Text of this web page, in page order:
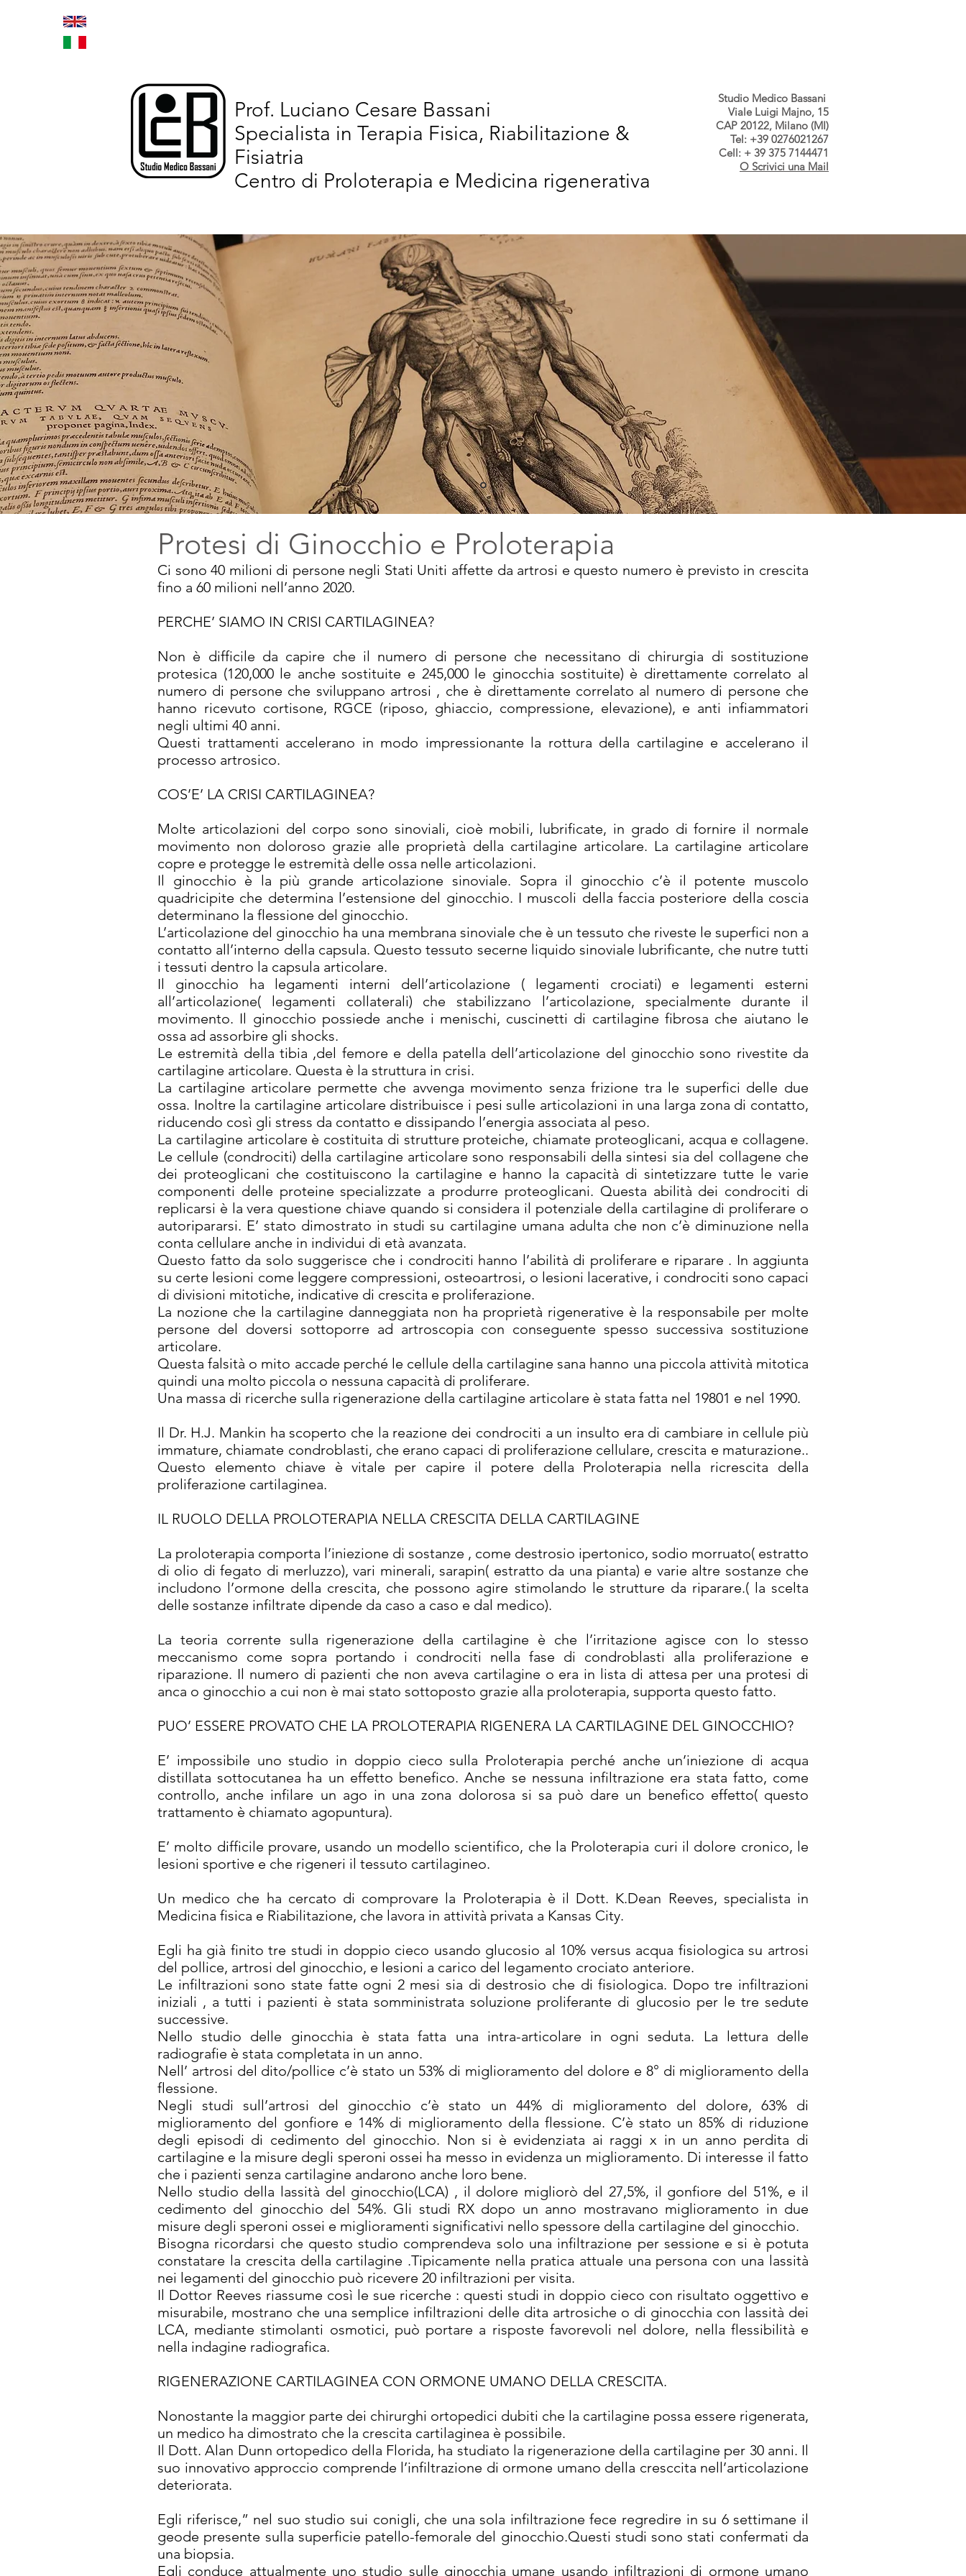
Prof. Luciano Cesare Bassani
Specialista in Terapia Fisica, Riabilitazione &
Fisiatria
Centro di Proloterapia e Medicina rigenerativa
Studio Medico Bassani
Viale Luigi Majno, 15
CAP 20122, Milano (MI)
Tel: +39 0276021267
Cell: + 39 375 7144471
O Scrivici una Mail
Protesi di Ginocchio e Proloterapia
Ci sono 40 milioni di persone negli Stati Uniti affette da artrosi e questo numero è previsto in crescita
fino a 60 milioni nell’anno 2020.
PERCHE’ SIAMO IN CRISI CARTILAGINEA?
Non è difficile da capire che il numero di persone che necessitano di chirurgia di sostituzione
protesica (120,000 le anche sostituite e 245,000 le ginocchia sostituite) è direttamente correlato al
numero di persone che sviluppano artrosi , che è direttamente correlato al numero di persone che
hanno ricevuto cortisone, RGCE (riposo, ghiaccio, compressione, elevazione), e anti infiammatori
negli ultimi 40 anni.
Questi trattamenti accelerano in modo impressionante la rottura della cartilagine e accelerano il
processo artrosico.
COS’E’ LA CRISI CARTILAGINEA?
Molte articolazioni del corpo sono sinoviali, cioè mobili, lubrificate, in grado di fornire il normale
movimento non doloroso grazie alle proprietà della cartilagine articolare. La cartilagine articolare
copre e protegge le estremità delle ossa nelle articolazioni.
Il ginocchio è la più grande articolazione sinoviale. Sopra il ginocchio c’è il potente muscolo
quadricipite che determina l’estensione del ginocchio. I muscoli della faccia posteriore della coscia
determinano la flessione del ginocchio.
L’articolazione del ginocchio ha una membrana sinoviale che è un tessuto che riveste le superfici non a
contatto all’interno della capsula. Questo tessuto secerne liquido sinoviale lubrificante, che nutre tutti
i tessuti dentro la capsula articolare.
Il ginocchio ha legamenti interni dell’articolazione ( legamenti crociati) e legamenti esterni
all’articolazione( legamenti collaterali) che stabilizzano l’articolazione, specialmente durante il
movimento. Il ginocchio possiede anche i menischi, cuscinetti di cartilagine fibrosa che aiutano le
ossa ad assorbire gli shocks.
Le estremità della tibia ,del femore e della patella dell’articolazione del ginocchio sono rivestite da
cartilagine articolare. Questa è la struttura in crisi.
La cartilagine articolare permette che avvenga movimento senza frizione tra le superfici delle due
ossa. Inoltre la cartilagine articolare distribuisce i pesi sulle articolazioni in una larga zona di contatto,
riducendo così gli stress da contatto e dissipando l’energia associata al peso.
La cartilagine articolare è costituita di strutture proteiche, chiamate proteoglicani, acqua e collagene.
Le cellule (condrociti) della cartilagine articolare sono responsabili della sintesi sia del collagene che
dei proteoglicani che costituiscono la cartilagine e hanno la capacità di sintetizzare tutte le varie
componenti delle proteine specializzate a produrre proteoglicani. Questa abilità dei condrociti di
replicarsi è la vera questione chiave quando si considera il potenziale della cartilagine di proliferare o
autoripararsi. E’ stato dimostrato in studi su cartilagine umana adulta che non c’è diminuzione nella
conta cellulare anche in individui di età avanzata.
Questo fatto da solo suggerisce che i condrociti hanno l’abilità di proliferare e riparare . In aggiunta
su certe lesioni come leggere compressioni, osteoartrosi, o lesioni lacerative, i condrociti sono capaci
di divisioni mitotiche, indicative di crescita e proliferazione.
La nozione che la cartilagine danneggiata non ha proprietà rigenerative è la responsabile per molte
persone del doversi sottoporre ad artroscopia con conseguente spesso successiva sostituzione
articolare.
Questa falsità o mito accade perché le cellule della cartilagine sana hanno una piccola attività mitotica
quindi una molto piccola o nessuna capacità di proliferare.
Una massa di ricerche sulla rigenerazione della cartilagine articolare è stata fatta nel 19801 e nel 1990.
Il Dr. H.J. Mankin ha scoperto che la reazione dei condrociti a un insulto era di cambiare in cellule più
immature, chiamate condroblasti, che erano capaci di proliferazione cellulare, crescita e maturazione..
Questo elemento chiave è vitale per capire il potere della Proloterapia nella ricrescita della
proliferazione cartilaginea.
IL RUOLO DELLA PROLOTERAPIA NELLA CRESCITA DELLA CARTILAGINE
La proloterapia comporta l’iniezione di sostanze , come destrosio ipertonico, sodio morruato( estratto
di olio di fegato di merluzzo), vari minerali, sarapin( estratto da una pianta) e varie altre sostanze che
includono l’ormone della crescita, che possono agire stimolando le strutture da riparare.( la scelta
delle sostanze infiltrate dipende da caso a caso e dal medico).
La teoria corrente sulla rigenerazione della cartilagine è che l’irritazione agisce con lo stesso
meccanismo come sopra portando i condrociti nella fase di condroblasti alla proliferazione e
riparazione. Il numero di pazienti che non aveva cartilagine o era in lista di attesa per una protesi di
anca o ginocchio a cui non è mai stato sottoposto grazie alla proloterapia, supporta questo fatto.
PUO’ ESSERE PROVATO CHE LA PROLOTERAPIA RIGENERA LA CARTILAGINE DEL GINOCCHIO?
E’ impossibile uno studio in doppio cieco sulla Proloterapia perché anche un’iniezione di acqua
distillata sottocutanea ha un effetto benefico. Anche se nessuna infiltrazione era stata fatto, come
controllo, anche infilare un ago in una zona dolorosa si sa può dare un benefico effetto( questo
trattamento è chiamato agopuntura).
E’ molto difficile provare, usando un modello scientifico, che la Proloterapia curi il dolore cronico, le
lesioni sportive e che rigeneri il tessuto cartilagineo.
Un medico che ha cercato di comprovare la Proloterapia è il Dott. K.Dean Reeves, specialista in
Medicina fisica e Riabilitazione, che lavora in attività privata a Kansas City.
Egli ha già finito tre studi in doppio cieco usando glucosio al 10% versus acqua fisiologica su artrosi
del pollice, artrosi del ginocchio, e lesioni a carico del legamento crociato anteriore.
Le infiltrazioni sono state fatte ogni 2 mesi sia di destrosio che di fisiologica. Dopo tre infiltrazioni
iniziali , a tutti i pazienti è stata somministrata soluzione proliferante di glucosio per le tre sedute
successive.
Nello studio delle ginocchia è stata fatta una intra-articolare in ogni seduta. La lettura delle
radiografie è stata completata in un anno.
Nell’ artrosi del dito/pollice c’è stato un 53% di miglioramento del dolore e 8° di miglioramento della
flessione.
Negli studi sull’artrosi del ginocchio c’è stato un 44% di miglioramento del dolore, 63% di
miglioramento del gonfiore e 14% di miglioramento della flessione. C’è stato un 85% di riduzione
degli episodi di cedimento del ginocchio. Non si è evidenziata ai raggi x in un anno perdita di
cartilagine e la misure degli speroni ossei ha messo in evidenza un miglioramento. Di interesse il fatto
che i pazienti senza cartilagine andarono anche loro bene.
Nello studio della lassità del ginocchio(LCA) , il dolore migliorò del 27,5%, il gonfiore del 51%, e il
cedimento del ginocchio del 54%. Gli studi RX dopo un anno mostravano miglioramento in due
misure degli speroni ossei e miglioramenti significativi nello spessore della cartilagine del ginocchio.
Bisogna ricordarsi che questo studio comprendeva solo una infiltrazione per sessione e si è potuta
constatare la crescita della cartilagine .Tipicamente nella pratica attuale una persona con una lassità
nei legamenti del ginocchio può ricevere 20 infiltrazioni per visita.
Il Dottor Reeves riassume così le sue ricerche : questi studi in doppio cieco con risultato oggettivo e
misurabile, mostrano che una semplice infiltrazioni delle dita artrosiche o di ginocchia con lassità dei
LCA, mediante stimolanti osmotici, può portare a risposte favorevoli nel dolore, nella flessibilità e
nella indagine radiografica.
RIGENERAZIONE CARTILAGINEA CON ORMONE UMANO DELLA CRESCITA.
Nonostante la maggior parte dei chirurghi ortopedici dubiti che la cartilagine possa essere rigenerata,
un medico ha dimostrato che la crescita cartilaginea è possibile.
Il Dott. Alan Dunn ortopedico della Florida, ha studiato la rigenerazione della cartilagine per 30 anni. Il
suo innovativo approccio comprende l’infiltrazione di ormone umano della cresccita nell’articolazione
deteriorata.
Egli riferisce,” nel suo studio sui conigli, che una sola infiltrazione fece regredire in su 6 settimane il
geode presente sulla superficie patello-femorale del ginocchio.Questi studi sono stati confermati da
una biopsia.
Egli conduce attualmente uno studio sulle ginocchia umane usando infiltrazioni di ormone umano